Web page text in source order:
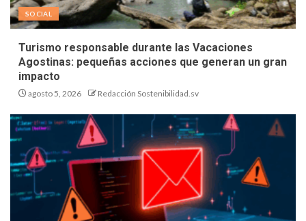
SOCIAL
Turismo responsable durante las Vacaciones
Agostinas: pequeñas acciones que generan un gran
impacto
agosto 5, 2026 Redacción Sostenibilidad.sv